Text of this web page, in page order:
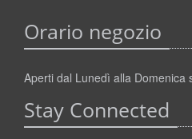
Orario negozio
Aperti dal Lunedì alla Domenica
Stay Connected